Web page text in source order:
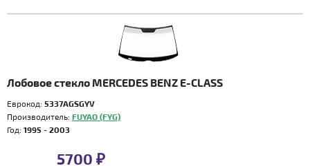
Лобовое стекло MERCEDES BENZ E-CLASS
Еврокод: 5337AGSGYV
Производитель: FUYAO (FYG)
Год: 1995 - 2003
5700 ₽